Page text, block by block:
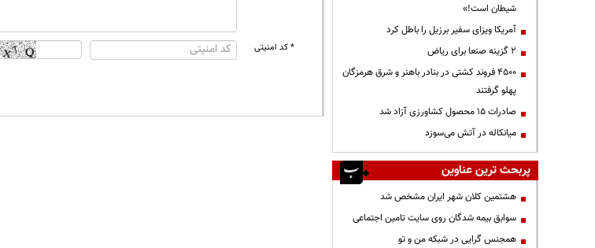
* کد امنیتی
شیطان است!»
آمریکا ویزای سفیر برزیل را باطل کرد
۲ گزینه صنعا برای ریاض
۴۵۰۰ فروند کشتی در بنادر باهنر و شرق هرمزگان
پهلو گرفتند
صادرات ۱۵ محصول کشاورزی آزاد شد
میانکاله در آتش می‌سوزد
پربحث ترین عناوین
هشتمین کلان شهر ایران مشخص شد
سوابق بیمه شدگان روی سایت تامین اجتماعی
همجنس گرایی در شبکه من و تو